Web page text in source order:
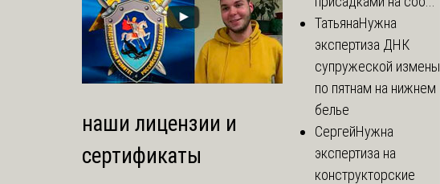
наши лицензии и
сертификаты
ТатьянаНужна
экспертиза ДНК
супружеской измены
по пятнам на нижнем
белье
СергейНужна
экспертиза на
конструкторские